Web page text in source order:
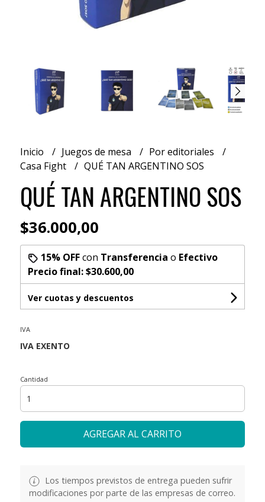
Inicio Juegos de mesa
Por editoriales
Casa Fight
QUÉ TAN ARGENTINO SOS
QUÉ TAN ARGENTINO SOS
$36.000,00
15% OFFcon Transferencia o Efectivo
Precio final:$30.600,00
Ver cuotas y descuentos
IVA
Cantidad
AGREGAR AL CARRITO
Los tiempos previstos de entrega pueden sufrir
modificaciones por parte de las empresas de correo.